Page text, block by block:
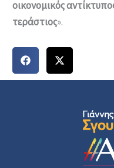
οικονομικός
τεράστιος».